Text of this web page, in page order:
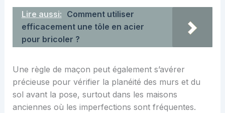
Lire aussi: Comment utiliser
efficacement une tôle en acier
pour bricoler ?
Une règle de maçon peut également s’avérer
précieuse pour vérifier la planéité des murs et du
sol avant la pose, surtout dans les maisons
anciennes où les imperfections sont fréquentes.